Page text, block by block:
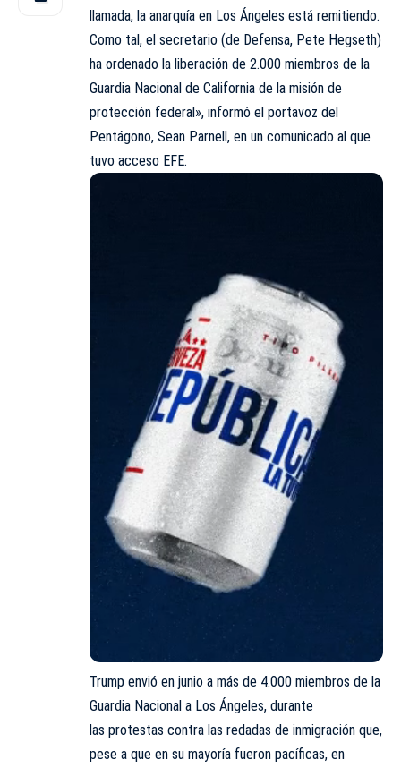
llamada, la anarquía en Los Ángeles está remitiendo.
Como tal, el secretario (de Defensa, Pete Hegseth)
ha ordenado la liberación de 2.000 miembros de la
Guardia Nacional de California de la misión de
protección federal», informó el portavoz del
Pentágono, Sean Parnell, en un comunicado al que
tuvo acceso EFE.
Trump envió en junio a más de 4.000 miembros de la
Guardia Nacional a Los Ángeles, durante
las protestas contra las redadas de inmigración que,
pese a que en su mayoría fueron pacíficas, en